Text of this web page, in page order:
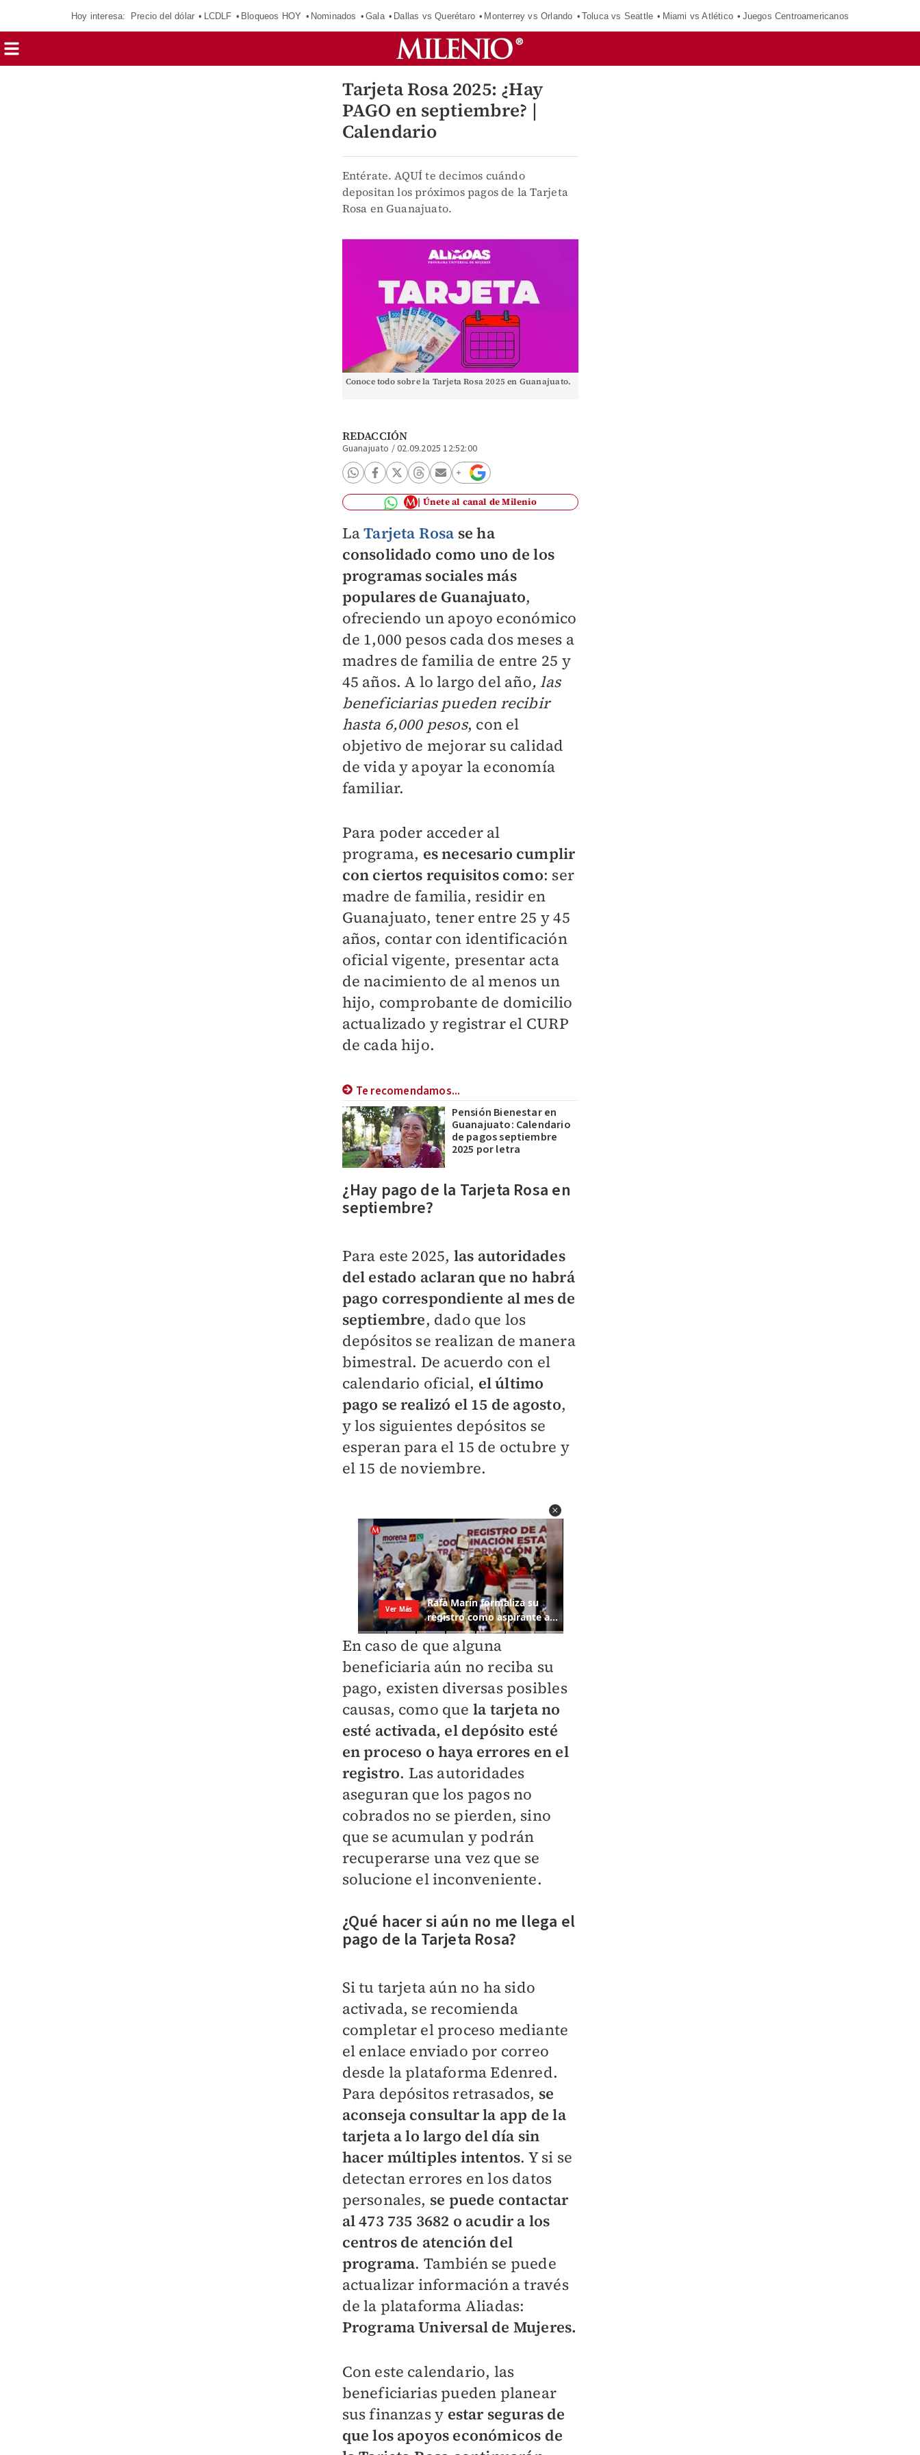
Hoy interesa: Precio del dólar LCDLF Bloqueos HOY Nominados Gala Dallas vs Querétaro Monterrey vs Orlando Toluca vs Seattle Miami vs Atlético Juegos Centroamericanos
Tarjeta Rosa 2025: ¿Hay
PAGO en septiembre? |
Calendario
Entérate. AQUÍ te decimos cuándo
depositan los próximos pagos de la Tarjeta
Rosa en Guanajuato.
Conoce todo sobre la Tarjeta Rosa 2025 en Guanajuato.
REDACCIÓN
Guanajuato /02.09.2025 12:52:00
Únete al canal de Milenio
LaTarjeta Rosa se ha
consolidado como uno de los
programas sociales más
populares de Guanajuato,
ofreciendo un apoyo económico
de 1,000 pesos cada dos meses a
madres de familia de entre 25 y
45 años. A lo largo del año, las
beneficiarias pueden recibir
hasta 6,000 pesos, con el
objetivo de mejorar su calidad
de vida y apoyar la economía
familiar.
Para poder acceder al
programa, es necesario cumplir
con ciertos requisitos como: ser
madre de familia, residir en
Guanajuato, tener entre 25 y 45
años, contar con identificación
oficial vigente, presentar acta
de nacimiento de al menos un
hijo, comprobante de domicilio
actualizado y registrar el CURP
de cada hijo.
Te recomendamos...
Pensión Bienestar en
Guanajuato: Calendario
de pagos septiembre
2025 por letra
¿Hay pago de la Tarjeta Rosa en
septiembre?
Para este 2025, las autoridades
del estado aclaran que no habrá
pago correspondiente al mes de
septiembre, dado que los
depósitos se realizan de manera
bimestral. De acuerdo con el
calendario oficial, el último
pago se realizó el 15 de agosto,
y los siguientes depósitos se
esperan para el 15 de octubre y
el 15 de noviembre.
En caso de que alguna
beneficiaria aún no reciba su
pago, existen diversas posibles
causas, como que la tarjeta no
esté activada, el depósito esté
en proceso o haya errores en el
registro. Las autoridades
aseguran que los pagos no
cobrados no se pierden, sino
que se acumulan y podrán
recuperarse una vez que se
solucione el inconveniente.
¿Qué hacer si aún no me llega el
pago de la Tarjeta Rosa?
Si tu tarjeta aún no ha sido
activada, se recomienda
completar el proceso mediante
el enlace enviado por correo
desde la plataforma Edenred.
Para depósitos retrasados, se
aconseja consultar la app de la
tarjeta a lo largo del día sin
hacer múltiples intentos. Y si se
detectan errores en los datos
personales, se puede contactar
al 473 735 3682 o acudir a los
centros de atención del
programa. También se puede
actualizar información a través
de la plataforma Aliadas:
Programa Universal de Mujeres.
Con este calendario, las
beneficiarias pueden planear
sus finanzas y estar seguras de
que los apoyos económicos de